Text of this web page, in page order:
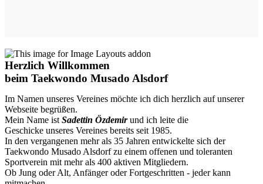
Herzlich Willkommen
beim Taekwondo Musado Alsdorf
Im Namen unseres Vereines möchte ich dich herzlich auf unserer
Webseite begrüßen.
Mein Name ist Sadettin Özdemirund ich leite die
Geschicke unseres Vereines bereits seit 1985.
In den vergangenen mehr als 35 Jahren entwickelte sich der
Taekwondo Musado Alsdorf zu einem offenen und toleranten
Sportverein mit mehr als 400 aktiven Mitgliedern.
Ob Jung oder Alt, Anfänger oder Fortgeschritten - jeder kann